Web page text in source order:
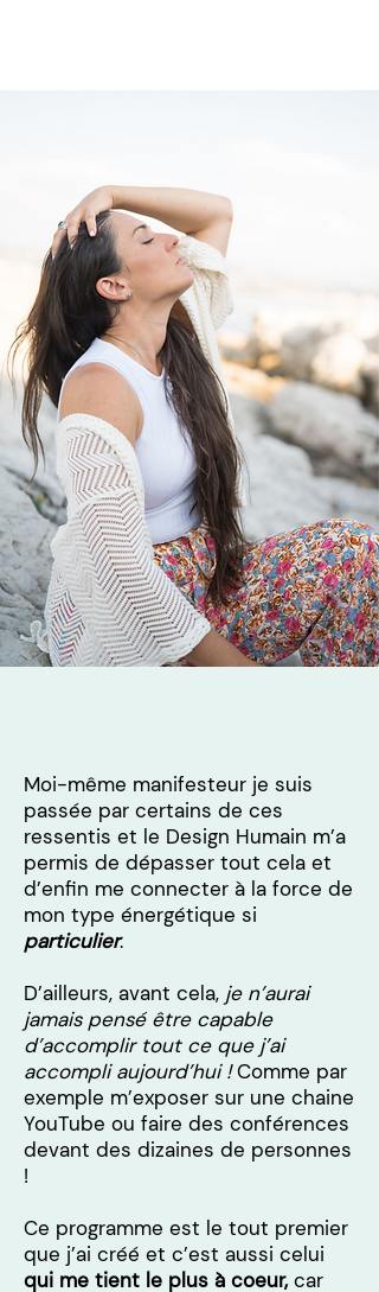
Moi-même manifesteur je suis
passée par certains de ces
ressentis et le Design Humain m’a
permis de dépasser tout cela et
d’enfin me connecter à la force de
mon type énergétique si
particulier.
D’ailleurs, avant cela, je n’aurai
jamais pensé être capable
d’accomplir tout ce que j’ai
accompli aujourd’hui !Comme par
exemple m’exposer sur une chaine
YouTube ou faire des conférences
devant des dizaines de personnes
!
Ce programme est le tout premier
que j’ai créé et c’est aussi celui
qui me tient le plus à coeur,car